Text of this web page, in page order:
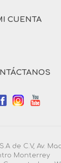
CUENTA
de C.V, Av.
Monterrey